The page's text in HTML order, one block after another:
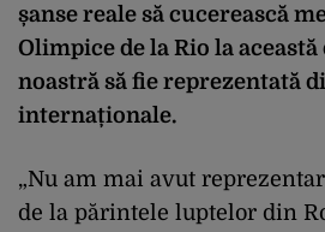
șanse reale să cucerească
Olimpice de la Rio la
noastră să fie reprezentată
internaționale.
„Nu am mai avut
de la părintele luptelor din